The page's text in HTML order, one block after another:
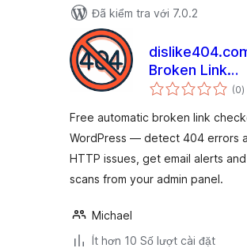
Đã kiểm tra với 7.0.2
Broken Link
Checker
(0)
Free automatic broken link
WordPress — detect 404 errors
HTTP issues, get email alerts
scans from your admin panel.
Michael
Ít hơn 10 Số lượt cài đặt